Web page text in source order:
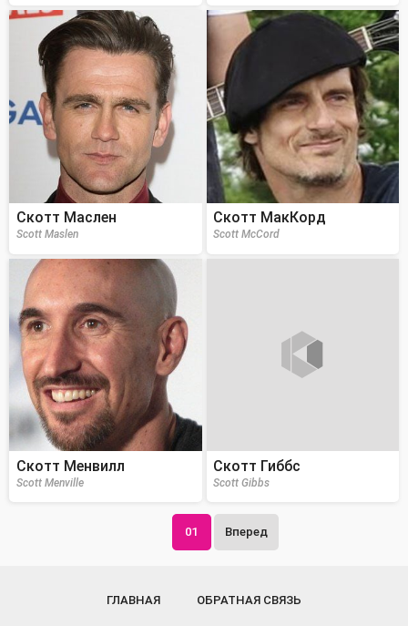
Скотт Маслен
Scott Maslen
Скотт МакКорд
Scott McCord
Скотт Менвилл
Scott Menville
Скотт Гиббс
Scott Gibbs
01 Вперед
ГЛАВНАЯ ОБРАТНАЯ СВЯЗЬ